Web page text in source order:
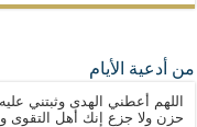
من أدعية الأيام
اللهم أعطني الهدى وثبتني
حزن ولا جزع إنك أهل التقوى